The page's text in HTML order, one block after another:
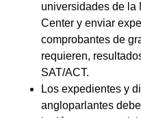
universidades de la
Center y enviar
comprobantes de
requieren,
SAT/ACT.
Los expedientes y
angloparlantes